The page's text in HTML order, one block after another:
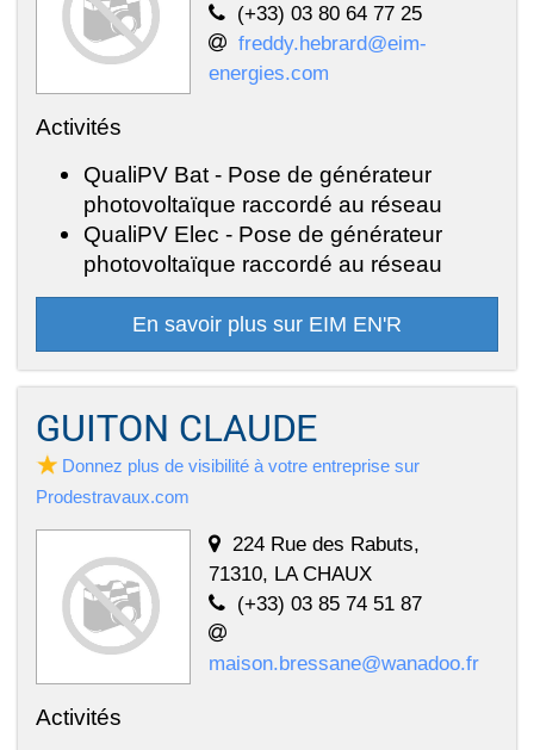
(+33) 03 80 64 77 25
freddy.hebrard@eim-
energies.com
Activités
QualiPV Bat - Pose de générateur
photovoltaïque raccordé au réseau
QualiPV Elec - Pose de générateur
photovoltaïque raccordé au réseau
En savoir plus sur EIM EN'R
GUITON CLAUDE
Donnez plus de visibilité à votre entreprise sur
Prodestravaux.com
224 Rue des Rabuts,
71310, LA CHAUX
(+33) 03 85 74 51 87
maison.bressane@wanadoo.fr
Activités